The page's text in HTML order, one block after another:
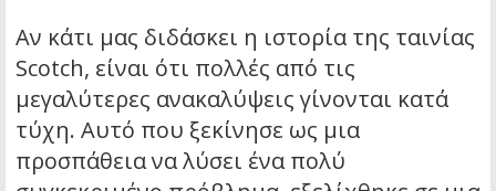
Αν κάτι μας διδάσκει η ιστορία της ταινίας
Scotch, είναι ότι πολλές από τις
μεγαλύτερες ανακαλύψεις γίνονται κατά
τύχη. Αυτό που ξεκίνησε ως μια
προσπάθεια να λύσει ένα πολύ